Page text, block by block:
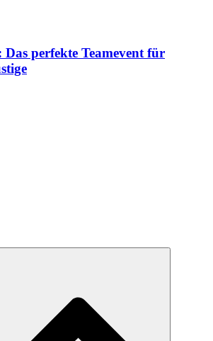
Das perfekte Teamevent für